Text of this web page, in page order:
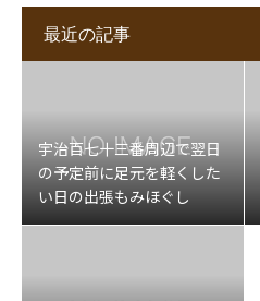
最近の記事
宇治百七十三番周辺で翌日
の予定前に足元を軽くした
い日の出張もみほぐし